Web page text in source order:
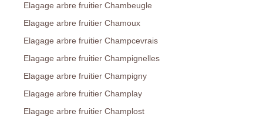
Elagage arbre fruitier Chambeugle
Elagage arbre fruitier Chamoux
Elagage arbre fruitier Champcevrais
Elagage arbre fruitier Champignelles
Elagage arbre fruitier Champigny
Elagage arbre fruitier Champlay
Elagage arbre fruitier Champlost